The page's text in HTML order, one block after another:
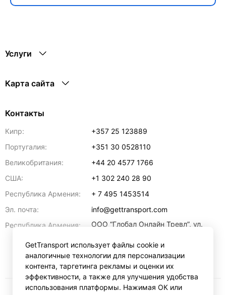
Услуги
Карта сайта
Контакты
Кипр:
+357 25 123889
Португалия:
+351 30 0528110
Великобритания:
+44 20 4577 1766
США:
+1 302 240 28 90
Республика Армения:
+ 7 495 1453514
Эл. почта:
info@gettransport.com
Республика Армения:
ООО “Глобал Онлайн Тревл”, ул.
регистрационный номер
271.110.1183229, РНН 00238516
Ереван 0070
GetTransport использует файлы cookie и
аналогичные технологии для персонализации
контента, таргетинга рекламы и оценки их
эффективности, а также для улучшения удобства
использования платформы. Нажимая ОК или